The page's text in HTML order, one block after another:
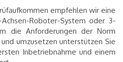
empfehlen wir eine
Roboter-System oder 3-
die Anforderungen der Norm
umzusetzen unterstützen Sie
Inbetriebnahme und einem